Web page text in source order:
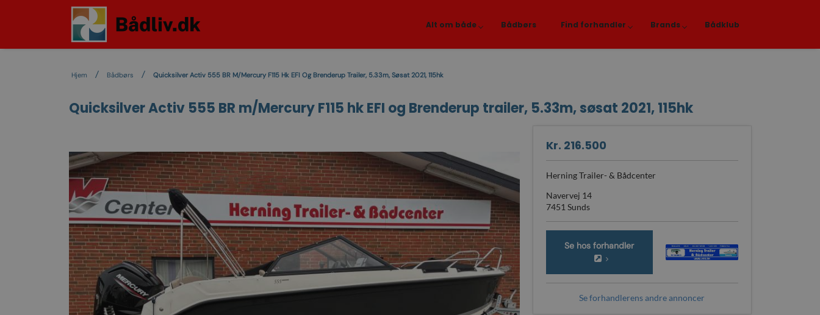
Alt om både Bådbørs Find forhandler Brands Bådklub
Hjem Bådbørs Quicksilver Activ 555 BR M/Mercury F115 Hk EFI Og Brenderup Trailer, 5.33m, Søsat 2021, 115hk
Quicksilver Activ 555 BR m/Mercury F115 hk EFI og Brenderup trailer, 5.33m, søsat 2021, 115hk
Kr. 216.500
Herning Trailer- & Bådcenter
Navervej 14
7451 Sunds
Se hos forhandler
Se forhandlerens andre annoncer